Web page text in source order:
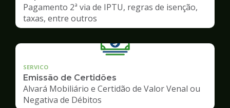
Pagamento 2ª via de IPTU, regras de isenção,
taxas, entre outros
SERVICO
Emissão de Certidões
Alvará Mobiliário e Certidão de Valor Venal ou
Negativa de Débitos